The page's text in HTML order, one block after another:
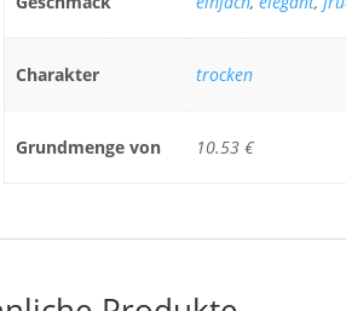
Charakter trocken
Grundmenge von 10.53 €